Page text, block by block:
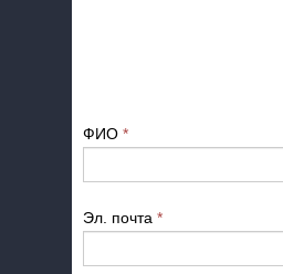
ФИО *
Эл. почта *